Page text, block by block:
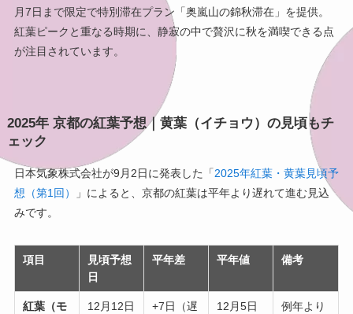
月7日まで限定で特別滞在プラン「奥嵐山の錦秋滞在」を提供。
紅葉ピークと重なる時期に、静寂の中で贅沢に秋を満喫できる点
が注目されています。
2025年 京都の紅葉予想｜黄葉（イチョウ）の見頃もチ
ェック
日本気象株式会社が9月2日に発表した「2025年紅葉・黄葉見頃予
想（第1回）
」によると、京都の紅葉は平年より遅れて進む見込
みです。
項目
見頃予想
日
平年差 平年値 備考
紅葉（モ
12月12日
+7日（遅
12月5日
例年より